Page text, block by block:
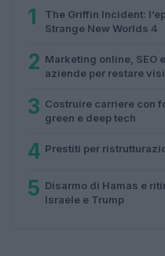
1
The Griffin Incident:
Strange New Worlds 4
2 Marketing online, SEO
aziende per restare
3 Costruire carriere con
green e deep tech
4 Prestiti per
5 Disarmo di Hamas e
Israele e Trump